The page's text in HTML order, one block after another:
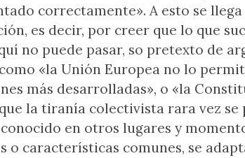
correctamente». A esto se
es decir, por creer que lo que
no puede pasar, so pretexto de
«la Unión Europea no lo
más desarrolladas», o «la
la tiranía colectivista rara vez
en otros lugares y
o características comunes, se